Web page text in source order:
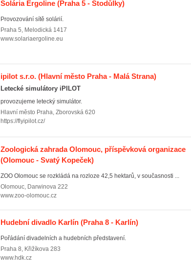
Solária Ergoline (Praha 5 - Stodůlky)
Provozování sítě solárií.
Praha 5, Melodická 1417
www.solariaergoline.eu
ipilot s.r.o. (Hlavní město Praha - Malá Strana)
Letecké simulátory iPILOT
provozujeme letecký simulátor.
Hlavní město Praha, Zborovská 620
https://flyipilot.cz/
Zoologická zahrada Olomouc, příspěvková organizace
(Olomouc - Svatý Kopeček)
ZOO Olomouc se rozkládá na rozloze 42,5 hektarů, v současnosti ...
Olomouc, Darwinova 222
www.zoo-olomouc.cz
Hudební divadlo Karlín (Praha 8 - Karlín)
Pořádání divadelních a hudebních představení.
Praha 8, Křižíkova 283
www.hdk.cz